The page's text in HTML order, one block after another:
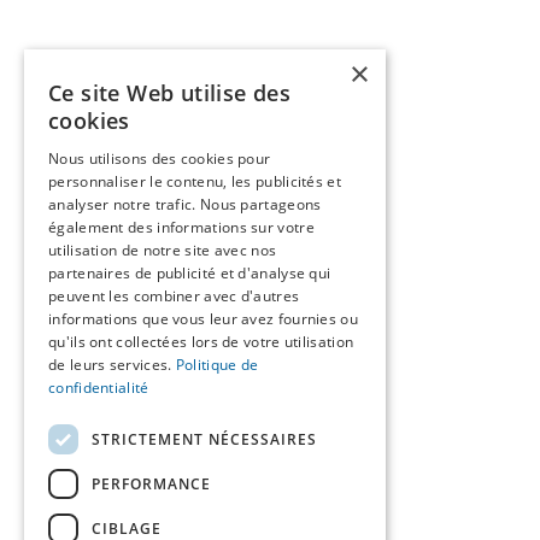
×
Ce site Web utilise des
cookies
Nous utilisons des cookies pour
personnaliser le contenu, les publicités et
analyser notre trafic. Nous partageons
également des informations sur votre
utilisation de notre site avec nos
partenaires de publicité et d'analyse qui
peuvent les combiner avec d'autres
informations que vous leur avez fournies ou
qu'ils ont collectées lors de votre utilisation
de leurs services. Politique de
confidentialité
STRICTEMENT NÉCESSAIRES
PERFORMANCE
CIBLAGE